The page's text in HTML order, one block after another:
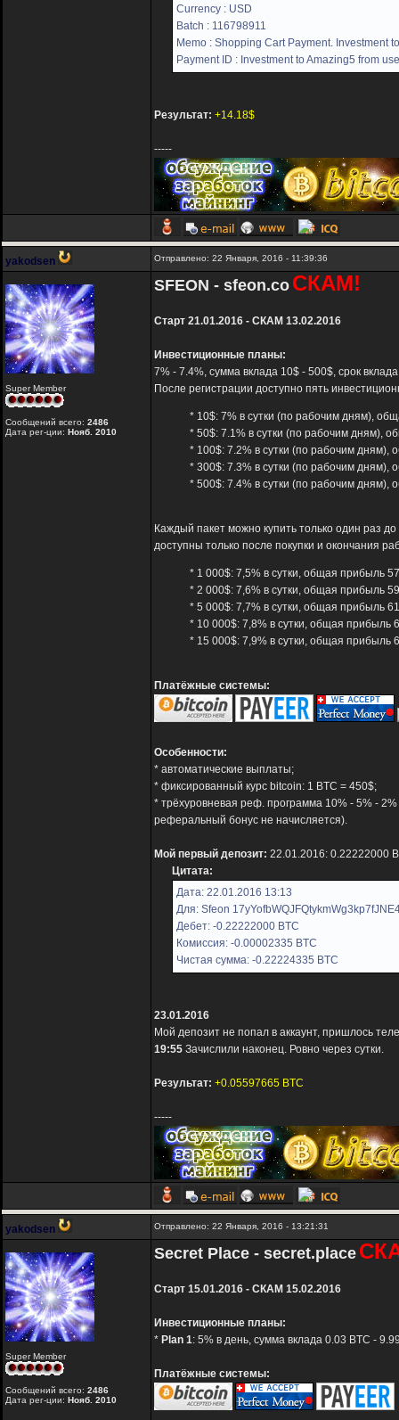
Currency : USD
Batch : 116798911
Memo : Shopping Cart Payment. Investment
Payment ID : Investment to Amazing5 from
Результат: +14.18$
-----
yakodsen Отправлено: 22 Января, 2016 - 11:39:36
Super Member
Сообщений всего: 2486
Дата рег-ции: Нояб. 2010
SFEON - sfeon.co СКАМ!
Старт 21.01.2016 - СКАМ 13.02.2016
Инвестиционные планы:
7% - 7.4%, сумма вклада 10$ - 500$, срок
После регистрации доступно пять
* 10$: 7% в сутки (по рабочим дням),
* 50$: 7.1% в сутки (по рабочим дням),
* 100$: 7.2% в сутки (по рабочим дням),
* 300$: 7.3% в сутки (по рабочим дням),
* 500$: 7.4% в сутки (по рабочим дням),
Каждый пакет можно купить только один раз
доступны только после покупки и окончания
* 1 000$: 7,5% в сутки, общая прибыль
* 2 000$: 7,6% в сутки, общая прибыль
* 5 000$: 7,7% в сутки, общая прибыль
* 10 000$: 7,8% в сутки, общая прибыль
* 15 000$: 7,9% в сутки, общая прибыль
Платёжные системы:
Особенности:
* автоматические выплаты;
* фиксированный курс bitcoin: 1 BTC = 450$;
* трёхуровневая реф. программа 10% - 5% -
реферальный бонус не начисляется).
Мой первый депозит: 22.01.2016: 0.22222000
Цитата:
Дата: 22.01.2016 13:13
Для: Sfeon
Дебет: -0.22222000 BTC
Комиссия: -0.00002335 BTC
Чистая сумма: -0.22224335 BTC
23.01.2016
Мой депозит не попал в аккаунт, пришлось
19:55 Зачислили наконец. Ровно через сутки.
Результат: +0.05597665 BTC
-----
yakodsen Отправлено: 22 Января, 2016 - 13:21:31
Super Member
Сообщений всего: 2486
Дата рег-ции: Нояб. 2010
Secret Place - secret.place
Старт 15.01.2016 - СКАМ 15.02.2016
Инвестиционные планы:
* Plan 1: 5% в день, сумма вклада 0.03 BTC -
Платёжные системы: